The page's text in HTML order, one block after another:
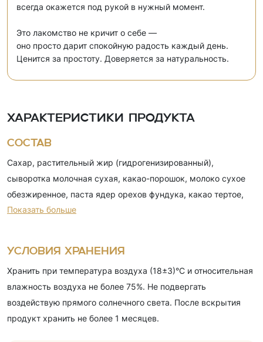
всегда окажется под рукой в нужный момент.
Это лакомство не кричит о себе —
оно просто дарит спокойную радость каждый день.
Ценится за простоту. Доверяется за натуральность.
Характеристики продукта
Состав
Сахар, растительный жир (гидрогенизированный),
сыворотка молочная сухая, какао-порошок, молоко сухое
обезжиренное, паста ядер орехов фундука, какао тертое,
эмульгатор (лецитин соевый), ароматизаторы (фундук,
Показать больше
Условия хранения
Хранить при температура воздуха (18±3)°С и относительная
влажность воздуха не более 75%. Не подвергать
воздействую прямого солнечного света. После вскрытия
продукт хранить не более 1 месяцев.